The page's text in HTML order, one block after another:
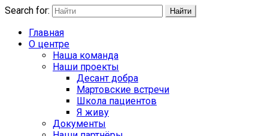
Search for: Найти
Главная
О центре
Наша команда
Наши проекты
Десант добра
Мартовские встречи
Школа пациентов
Я живу
Документы